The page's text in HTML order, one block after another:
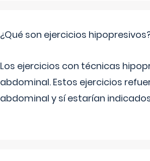
¿Qué son ejercicios
Los ejercicios con técnicas
abdominal. Estos ejercicios
abdominal y sí estarían